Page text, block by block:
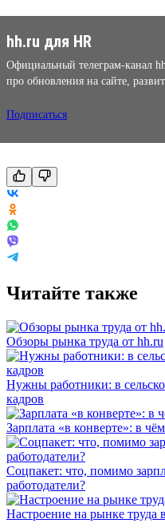
hh.ru для HR
Официальный телеграм-канал
про обновления на сайте,
Подписаться
Читайте также
Обзоры рынка труда от hh.ru
Нужны работники: в
кадров
Зарплата «в конверте»: в
Соцпакет: что, помимо
работодатели?
Настроение на рынке труда